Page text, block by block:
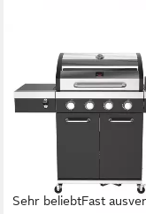
Sehr beliebtFast